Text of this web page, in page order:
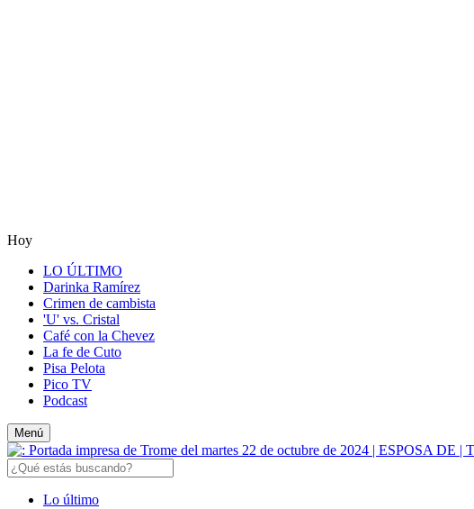
Hoy
LO ÚLTIMO
Darinka Ramírez
Crimen de cambista
'U' vs. Cristal
Café con la Chevez
La fe de Cuto
Pisa Pelota
Pico TV
Podcast
Menú
Lo último